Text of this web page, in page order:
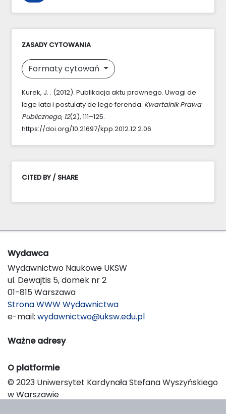
ZASADY CYTOWANIA
Formaty cytowań
Kurek, J. . (2012). Publikacja aktu prawnego. Uwagi de
lege lata i postulaty de lege ferenda. Kwartalnik Prawa
Publicznego, 12(2), 111–125.
https://doi.org/10.21697/kpp.2012.12.2.06
CITED BY / SHARE
Wydawca
Wydawnictwo Naukowe UKSW
ul. Dewajtis 5, domek nr 2
01-815 Warszawa
Strona WWW Wydawnictwa
e-mail: wydawnictwo@uksw.edu.pl
Ważne adresy
O platformie
© 2023 Uniwersytet Kardynała Stefana Wyszyńskiego
w Warszawie